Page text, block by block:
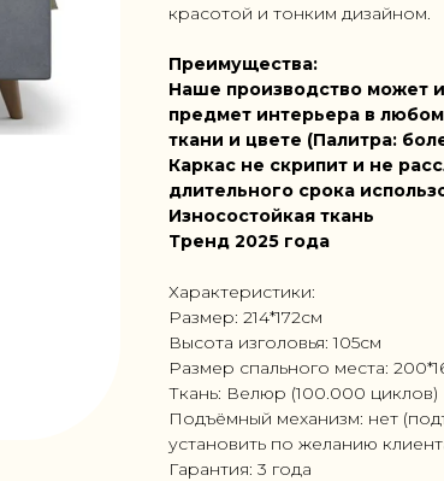
красотой и тонким дизайном.
Преимущества:
Наше производство может
предмет интерьера в
ткани и цвете (Палитра:
Каркас не скрипит и не
длительного срока
Износостойкая ткань
Тренд 2025 года
Характеристики:
Размер: 214*172см
Высота изголовья: 105см
Размер спального места:
Ткань: Велюр (100.000 циклов)
Подъёмный механизм: нет
установить по желанию
Гарантия: 3 года